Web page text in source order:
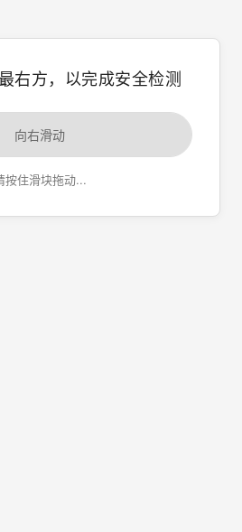
右方，以完成安全检测
向右滑动
按住滑块拖动...